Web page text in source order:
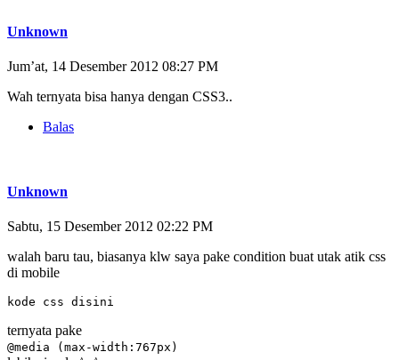
Unknown
Jum’at, 14 Desember 2012 08:27 PM
Wah ternyata bisa hanya dengan CSS3..
Balas
Unknown
Sabtu, 15 Desember 2012 02:22 PM
walah baru tau, biasanya klw saya pake condition buat utak atik css
di mobile
kode css disini
ternyata pake
@media (max-width:767px)